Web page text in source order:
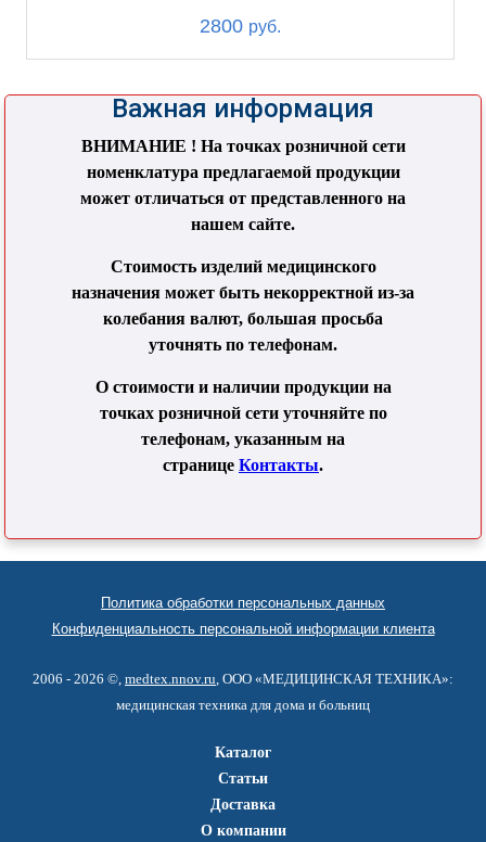
2800 руб.
Важная информация
ВНИМАНИЕ ! На точках розничной сети
номенклатура предлагаемой продукции
может отличаться от представленного на
нашем сайте.
Стоимость изделий медицинского
назначения может быть некорректной из-за
колебания валют, большая просьба
уточнять по телефонам.
О стоимости и наличии продукции на
точках розничной сети уточняйте по
телефонам, указанным на
странице Контакты.
Политика обработки персональных данных
Конфиденциальность персональной информации клиента
2006 - 2026 ©, medtex.nnov.ru, ООО «МЕДИЦИНСКАЯ ТЕХНИКА»:
медицинская техника для дома и больниц
Каталог
Статьи
Доставка
О компании